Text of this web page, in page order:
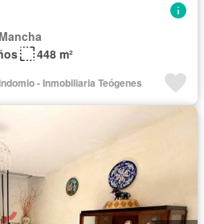
448 m²
- Inmobiliaria Teógenes